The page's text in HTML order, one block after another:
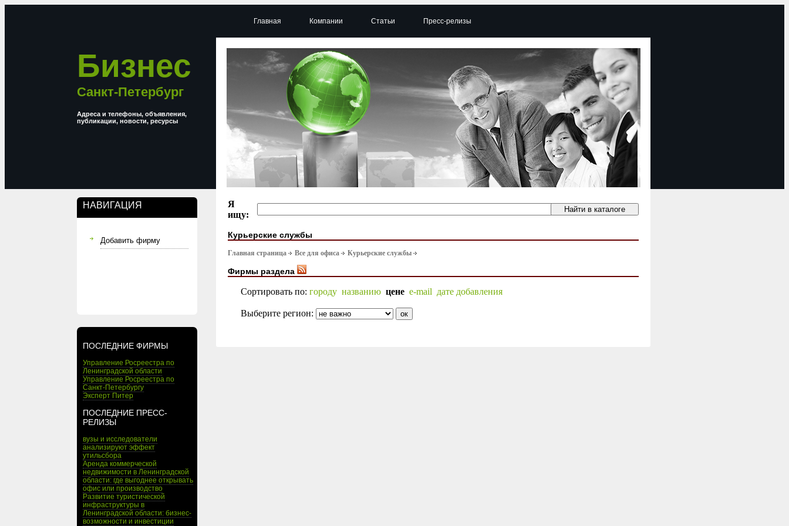
Бизнес
Санкт-Петербург
Адреса и телефоны, объявления,
публикации, новости, ресурсы
НАВИГАЦИЯ
Добавить фирму
ПОСЛЕДНИЕ ФИРМЫ
Управление Росреестра по
Ленинградской области
Управление Росреестра по
Санкт-Петербургу
Эксперт Питер
ПОСЛЕДНИЕ ПРЕСС-
РЕЛИЗЫ
вузы и исследователи
анализируют эффект
утильсбора
Аренда коммерческой
недвижимости в Ленинградской
области: где выгоднее открывать
офис или производство
Развитие туристической
инфраструктуры в
Ленинградской области: бизнес-
возможности и инвестиции
Главная Компании Статьи Пресс-релизы
Я
ищу:
Курьерские службы
Главная страница Все для офиса Курьерские службы
Фирмы раздела
Сортировать по: городу названию цене e-mail дате добавления
Выберите регион: